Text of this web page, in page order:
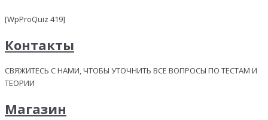
[WpProQuiz 419]
Контакты
СВЯЖИТЕСЬ С НАМИ, ЧТОБЫ УТОЧНИТЬ ВСЕ ВОПРОСЫ ПО ТЕСТАМ И
ТЕОРИИ
Магазин